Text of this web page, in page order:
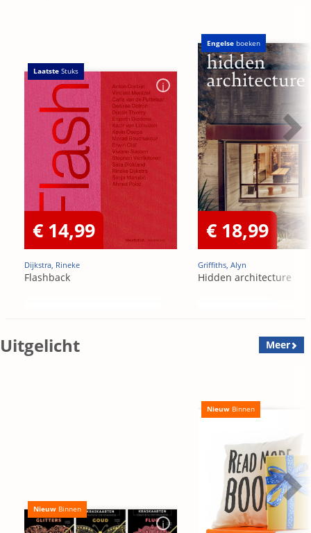
Laatste Stuks
€ 14,99
Dijkstra, Rineke
Flashback
Engelse boeken
€ 18,99
Griffiths, Alyn
Hidden architecture
Uitgelicht Meer
Nieuw Binnen
Nieuw Binnen